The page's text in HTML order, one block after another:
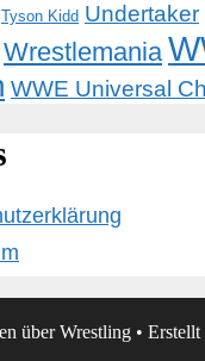
Tyson Kidd Undertaker
Wrestlemania
WWE Universal
über Wrestling •